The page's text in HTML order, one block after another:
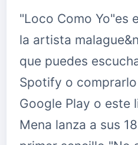
"Loco Como Yo"es
la artista
que puedes
Spotify o
Google Play o este
Mena lanza a sus